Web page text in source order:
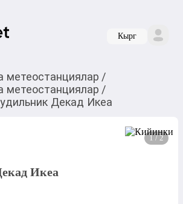
Кырг
метеостанциялар /
метеостанциялар /
Декад Икеа
1 / 2
Икеа